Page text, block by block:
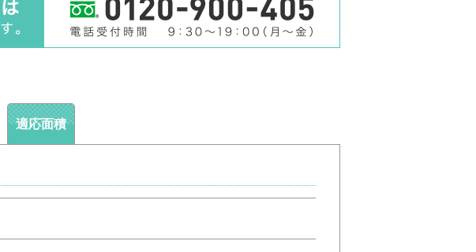
適応面積